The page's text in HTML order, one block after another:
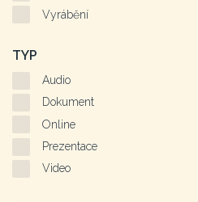
Vyrábění
TYP
Audio
Dokument
Online
Prezentace
Video